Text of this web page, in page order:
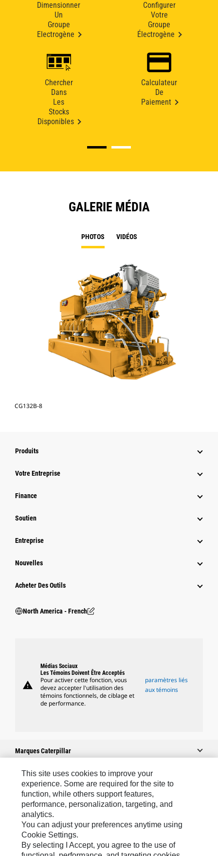
Dimensionner
Un
Groupe
Electrogène
Configurer
Votre
Groupe
Électrogène
Chercher
Dans
Les
Stocks
Disponibles
Calculateur
De
Paiement
GALERIE MÉDIA
PHOTOS VIDÉOS
CG132B-8
Produits
Votre Entreprise
Finance
Soutien
Entreprise
Nouvelles
Acheter Des Outils
North America - French
warning
Médias Sociaux
Les Témoins Doivent Être Acceptés
Pour activer cette fonction, vous
devez accepter l'utilisation des
témoins fonctionnels, de ciblage et
de performance.
paramètres liés
aux témoins
Marques Caterpillar
Caterpillar.com
Contacter Caterpillar
Mes Préférences Marketing
Plan Du Site
Cookie Settings
This site uses cookies to improve your
experience. Some are required for the site to
function, while others support features,
performance, personalization, targeting, and
analytics.
You can adjust your preferences anytime using
Cookie Settings.
By selecting I Accept, you agree to the use of